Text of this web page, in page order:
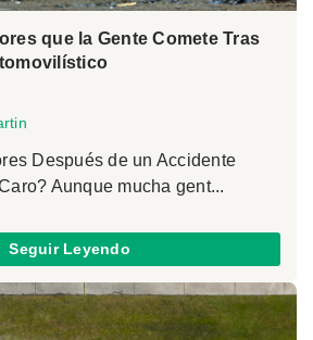
que la Gente Comete Tras
Después de un Accidente
Aunque mucha gent...
Seguir Leyendo